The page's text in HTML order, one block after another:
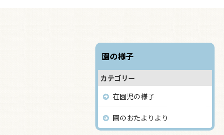
園の様子
カテゴリー
在園児の様子
園のおたよりより